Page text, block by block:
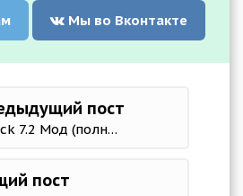
Мы во Вконтакте
пост
Painting - Icon Pack 7.2 Мод (полная версия)
пост